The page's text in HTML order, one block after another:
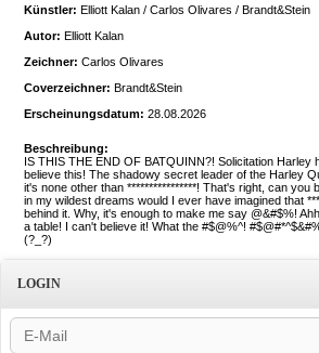
Künstler: Elliott Kalan / Carlos Olivares / Brandt&Stein
Autor: Elliott Kalan
Zeichner: Carlos Olivares
Coverzeichner: Brandt&Stein
Erscheinungsdatum: 28.08.2026
Beschreibung:
IS THIS THE END OF BATQUINN?! Solicitation Harley
believe this! The shadowy secret leader of the Harley
it's none other than ****************! That's right, can you
in my wildest dreams would I ever have imagined that
behind it. Why, it's enough to make me say @&#$%!
a table! I can't believe it! What the #$@%^!
(?_?)
LOGIN